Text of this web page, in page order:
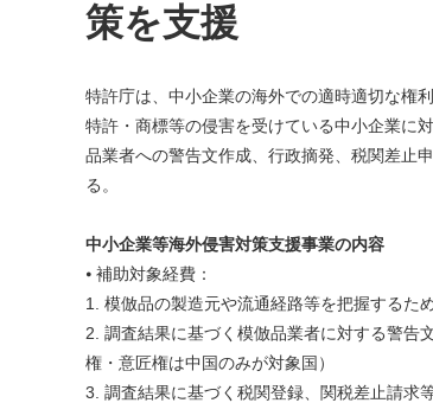
策を支援
特許庁は、中小企業の海外での適時適切な権
特許・商標等の侵害を受けている中小企業に
品業者への警告文作成、行政摘発、税関差止
る。
中小企業等海外侵害対策支援事業の内容
⦁ 補助対象経費：
1. 模倣品の製造元や流通経路等を把握するた
2. 調査結果に基づく模倣品業者に対する警
権・意匠権は中国のみが対象国）
3. 調査結果に基づく税関登録、関税差止請求